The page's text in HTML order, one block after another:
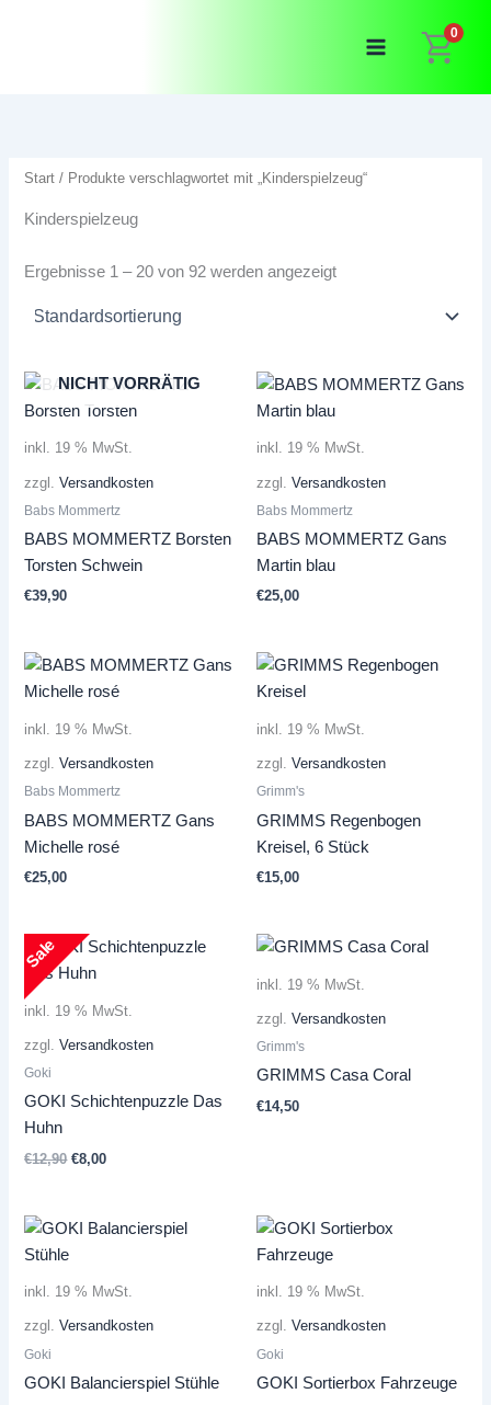
0
Start / Produkte verschlagwortet mit „Kinderspielzeug“
Kinderspielzeug
Ergebnisse 1 – 20 von 92 werden angezeigt
NICHT VORRÄTIG
inkl. 19 % MwSt.
zzgl.Versandkosten
Babs Mommertz
BABS MOMMERTZ Borsten
Torsten Schwein
€39,90
inkl. 19 % MwSt.
zzgl. Versandkosten
Babs Mommertz
BABS MOMMERTZ Gans
Martin blau
€25,00
inkl. 19 % MwSt.
zzgl.Versandkosten
Babs Mommertz
BABS MOMMERTZ Gans
Michelle rosé
€25,00
inkl. 19 % MwSt.
zzgl. Versandkosten
Grimm's
GRIMMS Regenbogen
Kreisel, 6 Stück
€15,00
inkl. 19 % MwSt.
zzgl.Versandkosten
Goki
GOKI Schichtenpuzzle Das
Huhn
€12,90 Ursprünglicher
€8,00Aktueller
Sale
inkl. 19 % MwSt.
zzgl. Versandkosten
Grimm's
GRIMMS Casa Coral
€14,50
inkl. 19 % MwSt.
zzgl.Versandkosten
Goki
GOKI Balancierspiel Stühle
inkl. 19 % MwSt.
zzgl. Versandkosten
Goki
GOKI Sortierbox Fahrzeuge